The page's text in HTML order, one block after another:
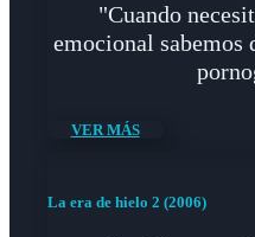
"Cuando
emocional sabemos
VER MÁS
La era de hielo 2 (2006)